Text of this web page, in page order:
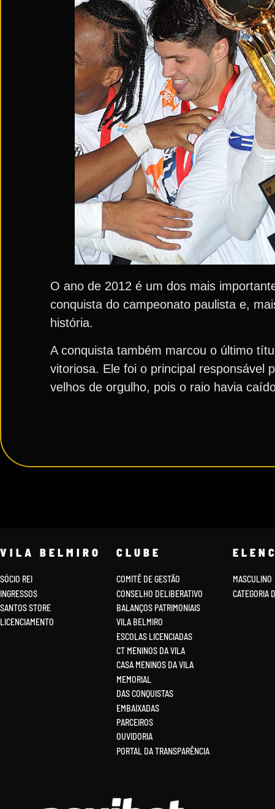
O ano de 2012 é um dos mais
conquista do campeonato paulista e,
história.
A conquista também marcou o último
vitoriosa. Ele foi o principal responsável
velhos de orgulho, pois o raio havia
VILA BELMIRO
SÓCIO REI
INGRESSOS
SANTOS STORE
LICENCIAMENTO
CLUBE
COMITÊ DE GESTÃO
CONSELHO DELIBERATIVO
BALANÇOS PATRIMONIAIS
VILA BELMIRO
ESCOLAS LICENCIADAS
CT MENINOS DA VILA
CASA MENINOS DA VILA
MEMORIAL
DAS CONQUISTAS
EMBAIXADAS
PARCEIROS
OUVIDORIA
PORTAL DA TRANSPARÊNCIA
MASCULINO
CATEGORIA